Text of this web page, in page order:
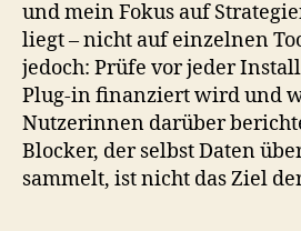
und mein Fokus auf
liegt – nicht auf einzelnen
jedoch: Prüfe vor jeder
Plug-in finanziert wird und
Nutzerinnen darüber
Blocker, der selbst Daten
sammelt, ist nicht das Ziel